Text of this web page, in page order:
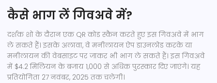
कैसे भाग लें गिवअवे में?
दर्शक शो के दौरान एक QR कोड स्कैन करते हुए इस गिवअवे में भाग
ले सकते हैं। इसके अलावा, वे मनीलायन ऐप डाउनलोड करके या
मनीलायन की वेबसाइट पर जाकर भी भाग ले सकते हैं। इस गिवअवे
में $4.2 मिलियन के बजाय 1,000 से अधिक पुरस्कार दिए जाएंगे। यह
प्रतियोगिता 27 नवंबर, 2025 तक चलेगी।